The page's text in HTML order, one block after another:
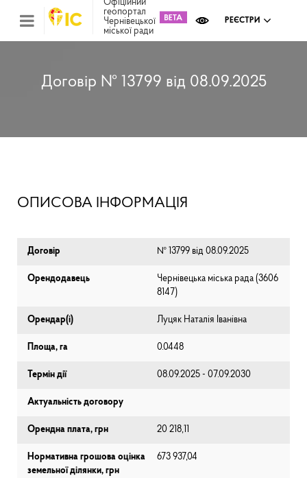
Офіційний
геопортал
Чернівецької
міської ради
РЕЄСТРИ
Договір № 13799 від 08.09.2025
ОПИСОВА ІНФОРМАЦІЯ
Договір № 13799 від 08.09.2025
Орендодавець
Чернівецька міська рада (⁨3606
8147⁩)
Орендар(і) Луцяк Наталія Іванівна
Площа, га 0.0448
Термін дії 08.09.2025 - 07.09.2030
Актуальність договору
Орендна плата, грн 20 218,11
Нормативна грошова оцінка
земельної ділянки, грн
673 937,04